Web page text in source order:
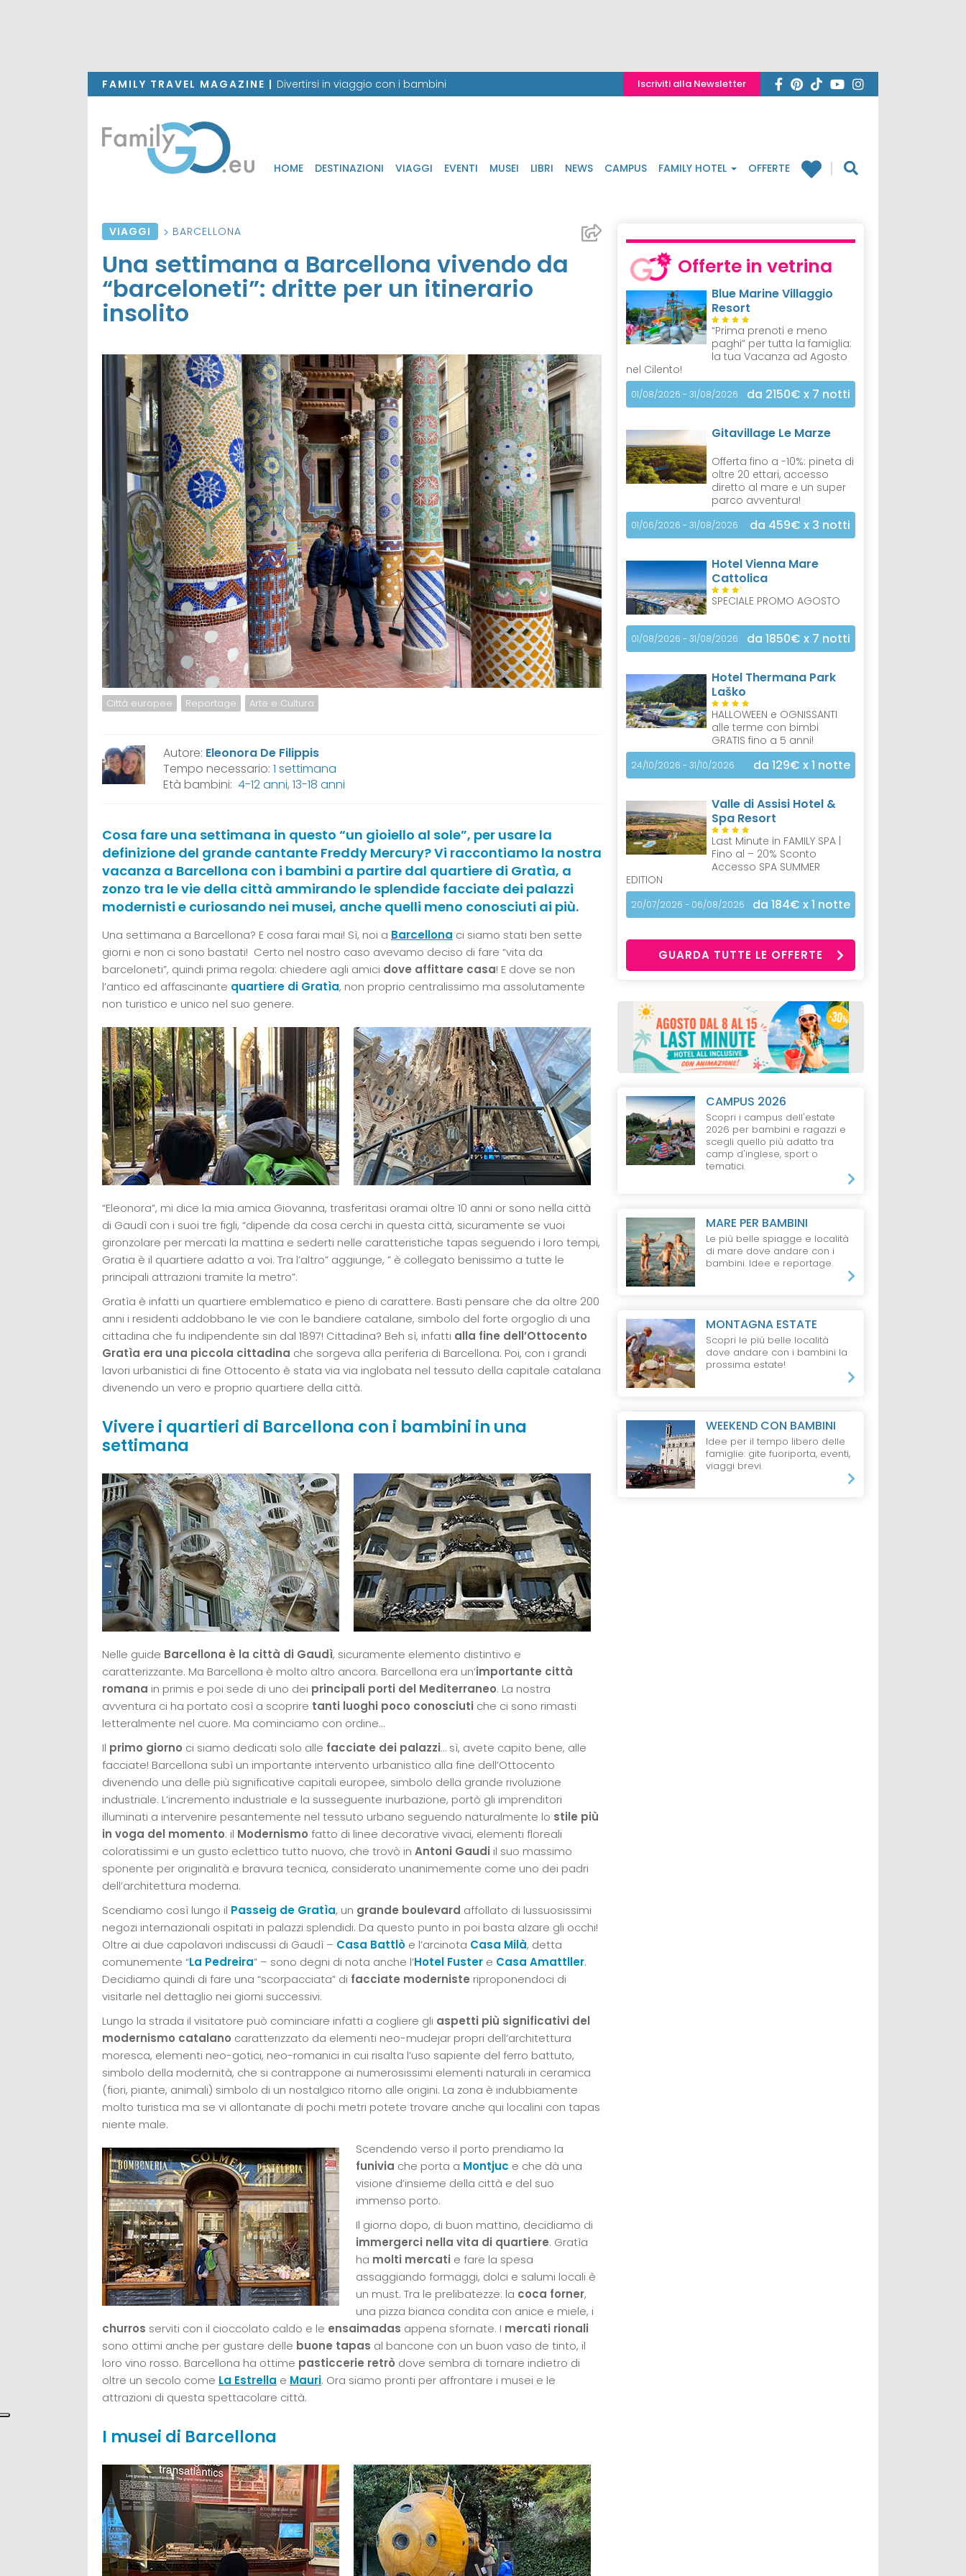
FAMILY TRAVEL MAGAZINE | Divertirsi in viaggio con i bambini Iscriviti alla Newsletter
HOME DESTINAZIONI VIAGGI EVENTI MUSEI LIBRI NEWS CAMPUS FAMILY HOTEL OFFERTE
VIAGGI BARCELLONA
Una settimana a Barcellona vivendo da
“barceloneti”: dritte per un itinerario
insolito
Città europee Reportage Arte e Cultura
Autore: Eleonora De Filippis
Tempo necessario: 1 settimana
Età bambini: 4-12 anni, 13-18 anni
Cosa fare una settimana in questo “un gioiello al sole”, per usare la
definizione del grande cantante Freddy Mercury? Vi raccontiamo la nostra
vacanza a Barcellona con i bambini a partire dal quartiere di Gratìa, a
zonzo tra le vie della città ammirando le splendide facciate dei palazzi
modernisti e curiosando nei musei, anche quelli meno conosciuti ai più.
Una settimana a Barcellona? E cosa farai mai! Sì, noi a Barcellona ci siamo stati ben sette
giorni e non ci sono bastati! Certo nel nostro caso avevamo deciso di fare “vita da
barceloneti”, quindi prima regola: chiedere agli amici dove affittare casa! E dove se non
l’antico ed affascinante quartiere di Gratìa, non proprio centralissimo ma assolutamente
non turistico e unico nel suo genere.
“Eleonora”, mi dice la mia amica Giovanna, trasferitasi oramai oltre 10 anni or sono nella città
di Gaudì con i suoi tre figli, “dipende da cosa cerchi in questa città, sicuramente se vuoi
gironzolare per mercati la mattina e sederti nelle caratteristiche tapas seguendo i loro tempi,
Gratia è il quartiere adatto a voi. Tra l’altro” aggiunge, ” è collegato benissimo a tutte le
principali attrazioni tramite la metro”.
Gratìa è infatti un quartiere emblematico e pieno di carattere. Basti pensare che da oltre 200
anni i residenti addobbano le vie con le bandiere catalane, simbolo del forte orgoglio di una
cittadina che fu indipendente sin dal 1897! Cittadina? Beh sì, infatti alla fine dell’Ottocento
Gratìa era una piccola cittadina che sorgeva alla periferia di Barcellona. Poi, con i grandi
lavori urbanistici di fine Ottocento è stata via via inglobata nel tessuto della capitale catalana
divenendo un vero e proprio quartiere della città.
Vivere i quartieri di Barcellona con i bambini in una
settimana
Nelle guide Barcellona è la città di Gaudì, sicuramente elemento distintivo e
caratterizzante. Ma Barcellona è molto altro ancora. Barcellona era un’importante città
romana in primis e poi sede di uno dei principali porti del Mediterraneo. La nostra
avventura ci ha portato così a scoprire tanti luoghi poco conosciuti che ci sono rimasti
letteralmente nel cuore. Ma cominciamo con ordine…
Il primo giorno ci siamo dedicati solo alle facciate dei palazzi… sì, avete capito bene, alle
facciate! Barcellona subì un importante intervento urbanistico alla fine dell’Ottocento
divenendo una delle più significative capitali europee, simbolo della grande rivoluzione
industriale. L’incremento industriale e la susseguente inurbazione, portò gli imprenditori
illuminati a intervenire pesantemente nel tessuto urbano seguendo naturalmente lo stile più
in voga del momento: il Modernismo fatto di linee decorative vivaci, elementi floreali
coloratissimi e un gusto eclettico tutto nuovo, che trovò in Antoni Gaudi il suo massimo
sponente per originalità e bravura tecnica, considerato unanimemente come uno dei padri
dell’architettura moderna.
Scendiamo così lungo il Passeig de Gratìa, un grande boulevard affollato di lussuosissimi
negozi internazionali ospitati in palazzi splendidi. Da questo punto in poi basta alzare gli occhi!
Oltre ai due capolavori indiscussi di Gaudì – Casa Battlò e l’arcinota Casa Milà, detta
comunemente “La Pedreira” – sono degni di nota anche l’Hotel Fuster e Casa Amattller.
Decidiamo quindi di fare una “scorpacciata” di facciate moderniste riproponendoci di
visitarle nel dettaglio nei giorni successivi.
Lungo la strada il visitatore può cominciare infatti a cogliere gli aspetti più significativi del
modernismo catalano caratterizzato da elementi neo-mudejar propri dell’architettura
moresca, elementi neo-gotici, neo-romanici in cui risalta l’uso sapiente del ferro battuto,
simbolo della modernità, che si contrappone ai numerosissimi elementi naturali in ceramica
(fiori, piante, animali) simbolo di un nostalgico ritorno alle origini. La zona è indubbiamente
molto turistica ma se vi allontanate di pochi metri potete trovare anche qui localini con tapas
niente male.
Scendendo verso il porto prendiamo la
funivia che porta a Montjuc e che dà una
visione d’insieme della città e del suo
immenso porto.
Il giorno dopo, di buon mattino, decidiamo di
immergerci nella vita di quartiere. Gratìa
ha molti mercati e fare la spesa
assaggiando formaggi, dolci e salumi locali è
un must. Tra le prelibatezze: la coca forner,
una pizza bianca condita con anice e miele, i
churros serviti con il cioccolato caldo e le ensaimadas appena sfornate. I mercati rionali
sono ottimi anche per gustare delle buone tapas al bancone con un buon vaso de tinto, il
loro vino rosso. Barcellona ha ottime pasticcerie retrò dove sembra di tornare indietro di
oltre un secolo come La Estrella e Mauri. Ora siamo pronti per affrontare i musei e le
attrazioni di questa spettacolare città.
I musei di Barcellona
Offerte in vetrina
Blue Marine Villaggio
Resort
“Prima prenoti e meno
paghi” per tutta la famiglia:
la tua Vacanza ad Agosto
nel Cilento!
01/08/2026 - 31/08/2026 da 2150€ x 7 notti
Gitavillage Le Marze
Offerta fino a -10%: pineta di
oltre 20 ettari, accesso
diretto al mare e un super
parco avventura!
01/06/2026 - 31/08/2026 da 459€ x 3 notti
Hotel Vienna Mare
Cattolica
S
SPECIALE PROMO AGOSTO
01/08/2026 - 31/08/2026 da 1850€ x 7 notti
Hotel Thermana Park
Laško
HALLOWEEN e OGNISSANTI
alle terme con bimbi
GRATIS fino a 5 anni!
24/10/2026 - 31/10/2026 da 129€ x 1 notte
Valle di Assisi Hotel &
Spa Resort
Last Minute in FAMILY SPA |
Fino al – 20% Sconto
Accesso SPA SUMMER
EDITION
20/07/2026 - 06/08/2026 da 184€ x 1 notte
GUARDA TUTTE LE OFFERTE
CAMPUS 2026
Scopri i campus dell'estate
2026 per bambini e ragazzi e
scegli quello più adatto tra
camp d'inglese, sport o
tematici.
MARE PER BAMBINI
Le più belle spiagge e località
di mare dove andare con i
bambini. Idee e reportage.
MONTAGNA ESTATE
Scopri le più belle località
dove andare con i bambini la
prossima estate!
WEEKEND CON BAMBINI
Idee per il tempo libero delle
famiglie: gite fuoriporta, eventi,
viaggi brevi.